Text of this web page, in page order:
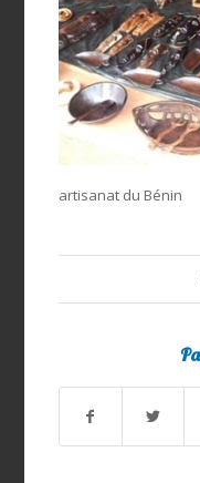
artisanat du Bénin